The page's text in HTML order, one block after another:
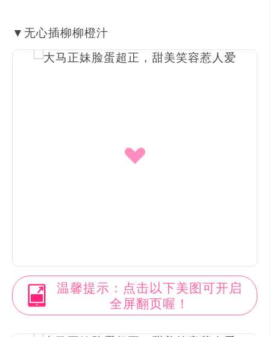
▼无心插柳柳橙汁
温馨提示：点击以下美图可开启
全屏翻页喔！